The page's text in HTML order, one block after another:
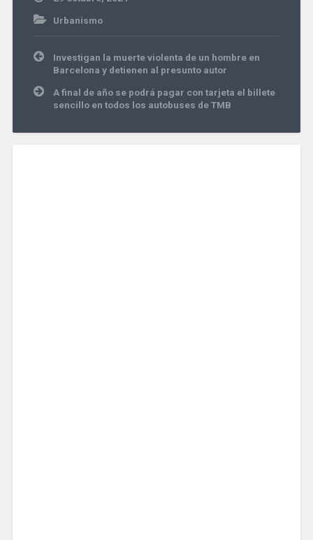
Urbanismo
Navegación
entradas
Investigan la muerte violenta de un hombre en
Barcelona y detienen al presunto autor
A final de año se podrá pagar con tarjeta el billete
sencillo en todos los autobuses de TMB